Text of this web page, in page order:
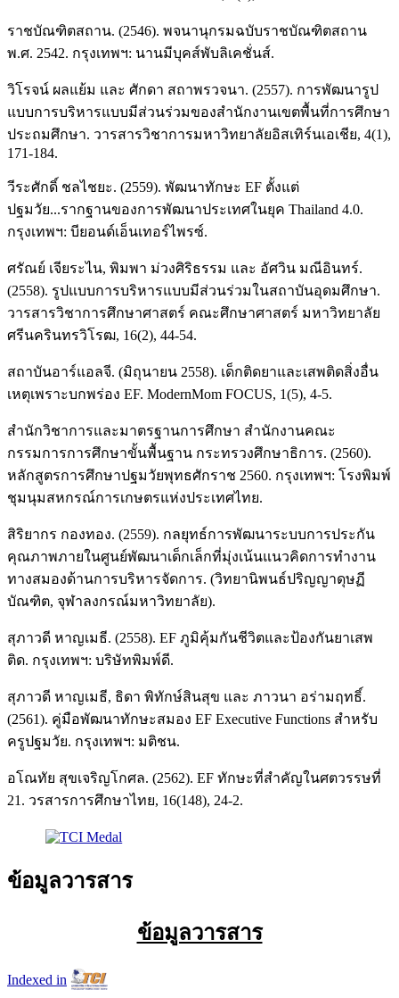
ราชบัณฑิตสถาน. (2546). พจนานุกรมฉบับราชบัณฑิตสถาน
พ.ศ. 2542. กรุงเทพฯ: นานมีบุคส์พับลิเคชั่นส์.
วิโรจน์ ผลแย้ม และ ศักดา สถาพรวจนา. (2557). การพัฒนารูป
แบบการบริหารแบบมีส่วนร่วมของสำนักงานเขตพื้นที่การศึกษา
ประถมศึกษา. วารสารวิชาการมหาวิทยาลัยอิสเทิร์นเอเชีย, 4(1),
171-184.
วีระศักดิ์ ชลไชยะ. (2559). พัฒนาทักษะ EF ตั้งแต่
ปฐมวัย...รากฐานของการพัฒนาประเทศในยุค Thailand 4.0.
กรุงเทพฯ: บียอนด์เอ็นเทอร์ไพรซ์.
ศรัณย์ เจียระไน, พิมพา ม่วงศิริธรรม และ อัศวิน มณีอินทร์.
(2558). รูปแบบการบริหารแบบมีส่วนร่วมในสถาบันอุดมศึกษา.
วารสารวิชาการศึกษาศาสตร์ คณะศึกษาศาสตร์ มหาวิทยาลัย
ศรีนครินทรวิโรฒ, 16(2), 44-54.
สถาบันอาร์แอลจี. (มิถุนายน 2558). เด็กติดยาและเสพติดสิ่งอื่น
เหตุเพราะบกพร่อง EF. ModernMom FOCUS, 1(5), 4-5.
สำนักวิชาการและมาตรฐานการศึกษา สำนักงานคณะ
กรรมการการศึกษาขั้นพื้นฐาน กระทรวงศึกษาธิการ. (2560).
หลักสูตรการศึกษาปฐมวัยพุทธศักราช 2560. กรุงเทพฯ: โรงพิมพ์
ชุมนุมสหกรณ์การเกษตรแห่งประเทศไทย.
สิริยากร กองทอง. (2559). กลยุทธ์การพัฒนาระบบการประกัน
คุณภาพภายในศูนย์พัฒนาเด็กเล็กที่มุ่งเน้นแนวคิดการทำงาน
ทางสมองด้านการบริหารจัดการ. (วิทยานิพนธ์ปริญญาดุษฏี
บัณฑิต, จุฬาลงกรณ์มหาวิทยาลัย).
สุภาวดี หาญเมธี. (2558). EF ภูมิคุ้มกันชีวิตและป้องกันยาเสพ
ติด. กรุงเทพฯ: บริษัทพิมพ์ดี.
สุภาวดี หาญเมธี, ธิดา พิทักษ์สินสุข และ ภาวนา อร่ามฤทธิ์.
(2561). คู่มือพัฒนาทักษะสมอง EF Executive Functions สำหรับ
ครูปฐมวัย. กรุงเทพฯ: มติชน.
อโณทัย สุขเจริญโกศล. (2562). EF ทักษะที่สำคัญในศตวรรษที่
21. วรสารการศึกษาไทย, 16(148), 24-2.
ข้อมูลวารสาร
ข้อมูลวารสาร
Indexed in